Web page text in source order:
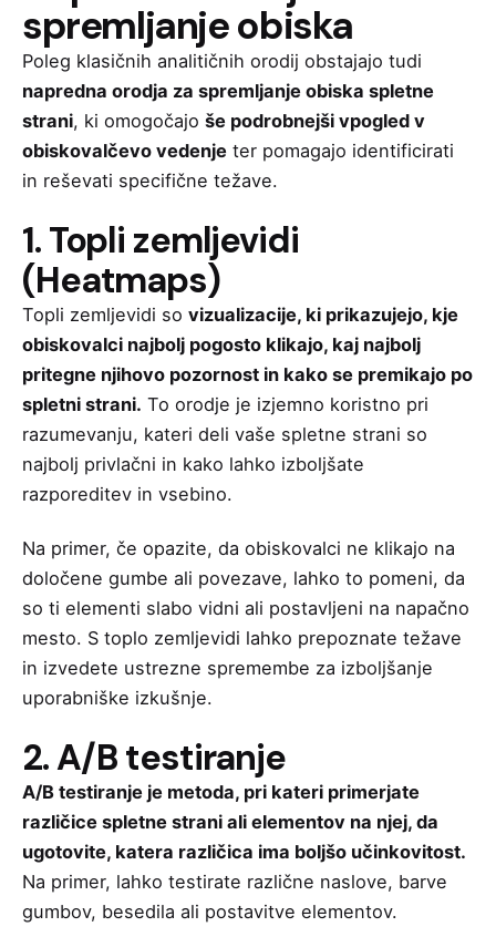
spremljanje obiska
Poleg klasičnih analitičnih orodij obstajajo tudi
napredna orodja za spremljanje obiska spletne
strani, ki omogočajo še podrobnejši vpogled v
obiskovalčevo vedenje ter pomagajo identificirati
in reševati specifične težave.
1. Topli zemljevidi
(Heatmaps)
Topli zemljevidi so vizualizacije, ki prikazujejo, kje
obiskovalci najbolj pogosto klikajo, kaj najbolj
pritegne njihovo pozornost in kako se premikajo po
spletni strani. To orodje je izjemno koristno pri
razumevanju, kateri deli vaše spletne strani so
najbolj privlačni in kako lahko izboljšate
razporeditev in vsebino.
Na primer, če opazite, da obiskovalci ne klikajo na
določene gumbe ali povezave, lahko to pomeni, da
so ti elementi slabo vidni ali postavljeni na napačno
mesto. S toplo zemljevidi lahko prepoznate težave
in izvedete ustrezne spremembe za izboljšanje
uporabniške izkušnje.
2. A/B testiranje
A/B testiranje je metoda, pri kateri primerjate
različice spletne strani ali elementov na njej, da
ugotovite, katera različica ima boljšo učinkovitost.
Na primer, lahko testirate različne naslove, barve
gumbov, besedila ali postavitve elementov.